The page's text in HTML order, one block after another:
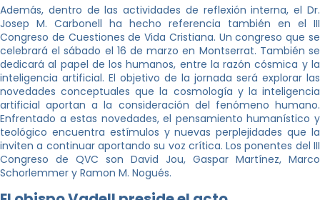
Además, dentro de las actividades de reflexión interna, el Dr.
Josep M. Carbonell ha hecho referencia también en el III
Congreso de Cuestiones de Vida Cristiana. Un congreso que se
celebrará el sábado el 16 de marzo en Montserrat. También se
dedicará al papel de los humanos, entre la razón cósmica y la
inteligencia artificial. El objetivo de la jornada será explorar las
novedades conceptuales que la cosmología y la inteligencia
artificial aportan a la consideración del fenómeno humano.
Enfrentado a estas novedades, el pensamiento humanístico y
teológico encuentra estímulos y nuevas perplejidades que la
inviten a continuar aportando su voz crítica. Los ponentes del III
Congreso de QVC son David Jou, Gaspar Martínez, Marco
Schorlemmer y Ramon M. Nogués.